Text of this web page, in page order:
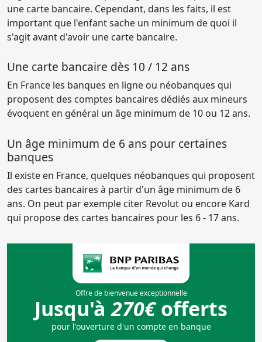
une carte bancaire. Cependant, dans les faits, il est
important que l'enfant sache un minimum de quoi il
s'agit avant d'avoir une carte bancaire.
Une carte bancaire dès 10 / 12 ans
En France les banques en ligne ou néobanques qui
proposent des comptes bancaires dédiés aux mineurs
évoquent en général un âge minimum de 10 ou 12 ans.
Un âge minimum de 6 ans pour certaines
banques
Il existe en France, quelques néobanques qui proposent
des cartes bancaires à partir d'un âge minimum de 6
ans. On peut par exemple citer Revolut ou encore Kard
qui propose des cartes bancaires pour les 6 - 17 ans.